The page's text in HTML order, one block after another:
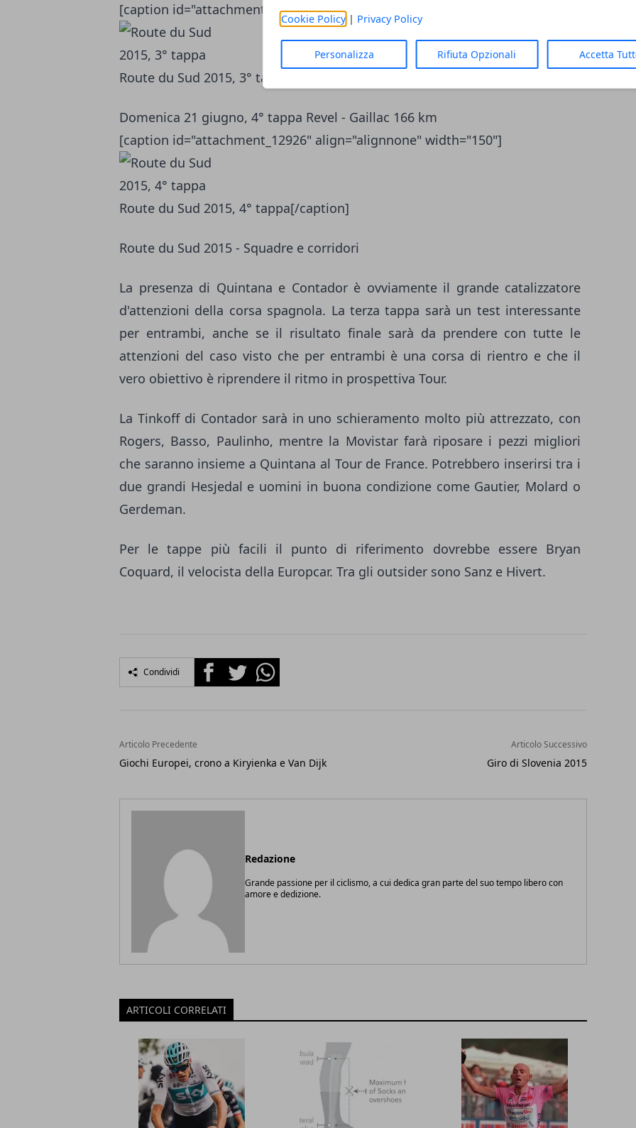
Cookie Policy| Privacy Policy
Personalizza Rifiuta Opzionali Accetta
[caption id="attachment_12925" align="alignnone" width="150"]
Route du Sud 2015, 3° tappa[/caption]
Domenica 21 giugno, 4° tappa Revel - Gaillac 166 km
[caption id="attachment_12926" align="alignnone" width="150"]
Route du Sud 2015, 4° tappa[/caption]
Route du Sud 2015 - Squadre e corridori
La presenza di Quintana e Contador è ovviamente il grande catalizzatore
d'attenzioni della corsa spagnola. La terza tappa sarà un test interessante
per entrambi, anche se il risultato finale sarà da prendere con tutte le
attenzioni del caso visto che per entrambi è una corsa di rientro e che il
vero obiettivo è riprendere il ritmo in prospettiva Tour.
La Tinkoff di Contador sarà in uno schieramento molto più attrezzato, con
Rogers, Basso, Paulinho, mentre la Movistar farà riposare i pezzi migliori
che saranno insieme a Quintana al Tour de France. Potrebbero inserirsi tra i
due grandi Hesjedal e uomini in buona condizione come Gautier, Molard o
Gerdeman.
Per le tappe più facili il punto di riferimento dovrebbe essere Bryan
Coquard, il velocista della Europcar. Tra gli outsider sono Sanz e Hivert.
Condividi FacebookTwitterWhatsapp
Articolo Precedente
Giochi Europei, crono a Kiryienka e Van Dijk
Articolo Successivo
Giro di Slovenia 2015
Redazione
Grande passione per il ciclismo, a cui dedica gran parte del suo tempo libero con
amore e dedizione.
ARTICOLI CORRELATI